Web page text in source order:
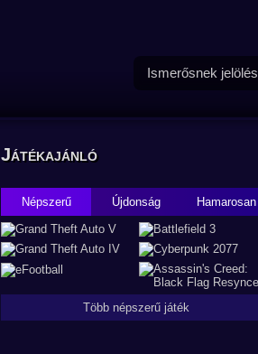
Ismerősnek jelölés
Játékajánló
Népszerű Újdonság Hamarosan
Több népszerű játék